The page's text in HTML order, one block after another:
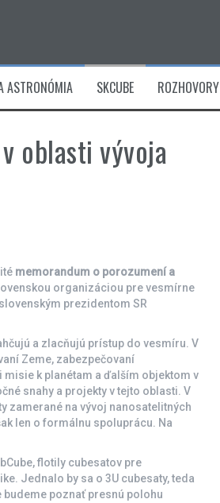
ASTRONÓMIA SKCUBE ROZHOVORY
oblasti vývoja
memorandum o porozumení a
organizáciou pre vesmírne
prezidentom SR
a zlacňujú prístup do vesmíru. V
Zeme, zabezpečovaní
k planétam a ďalším objektom v
snahy a projekty v tejto oblasti. V
na vývoj nanosatelitných
len o formálnu spoluprácu. Na
flotily cubesatov pre
Jednalo by sa o 3U cubesaty, teda
poznať presnú polohu